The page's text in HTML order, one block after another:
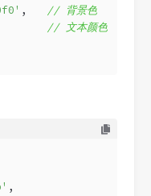
,
// 背景色
// 文本颜色
,